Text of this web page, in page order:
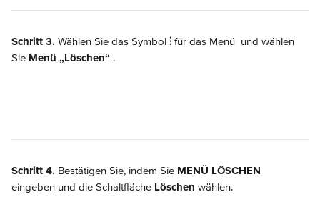
Schritt 3. Wählen Sie das Symbol ⫶ für das Menü und wählen
Sie Menü „Löschen“ .
Schritt 4. Bestätigen Sie, indem Sie MENÜ LÖSCHEN
eingeben und die Schaltfläche Löschen wählen.